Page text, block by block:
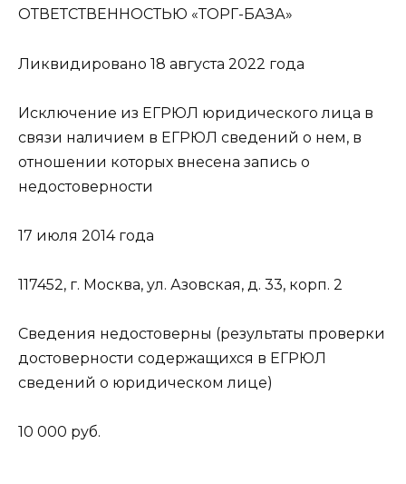
ОТВЕТСТВЕННОСТЬЮ «ТОРГ-БАЗА»
Ликвидировано 18 августа 2022 года
Исключение из ЕГРЮЛ юридического лица в
связи наличием в ЕГРЮЛ сведений о нем, в
отношении которых внесена запись о
недостоверности
17 июля 2014 года
117452, г. Москва, ул. Азовская, д. 33, корп. 2
Сведения недостоверны (результаты проверки
достоверности содержащихся в ЕГРЮЛ
сведений о юридическом лице)
10 000 руб.